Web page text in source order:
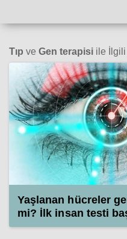
Tıp ve Gen terapisi ile
Yaşlanan hücreler
mi? İlk insan testi